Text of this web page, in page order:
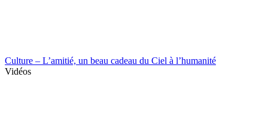
Culture – L’amitié, un beau cadeau du Ciel à l’humanité
Vidéos